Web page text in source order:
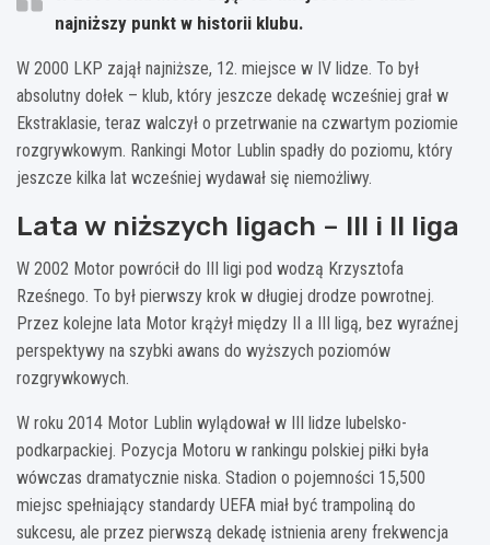
najniższy punkt w historii klubu.
W 2000 LKP zajął najniższe, 12. miejsce w IV lidze. To był
absolutny dołek – klub, który jeszcze dekadę wcześniej grał w
Ekstraklasie, teraz walczył o przetrwanie na czwartym poziomie
rozgrywkowym. Rankingi Motor Lublin spadły do poziomu, który
jeszcze kilka lat wcześniej wydawał się niemożliwy.
Lata w niższych ligach – III i II liga
W 2002 Motor powrócił do III ligi pod wodzą Krzysztofa
Rześnego. To był pierwszy krok w długiej drodze powrotnej.
Przez kolejne lata Motor krążył między II a III ligą, bez wyraźnej
perspektywy na szybki awans do wyższych poziomów
rozgrywkowych.
W roku 2014 Motor Lublin wylądował w III lidze lubelsko-
podkarpackiej. Pozycja Motoru w rankingu polskiej piłki była
wówczas dramatycznie niska. Stadion o pojemności 15,500
miejsc spełniający standardy UEFA miał być trampoliną do
sukcesu, ale przez pierwszą dekadę istnienia areny frekwencja